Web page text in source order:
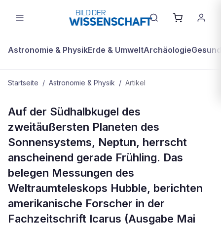
Astronomie & PhysikErde & UmweltArchäologie
Startseite / Astronomie & Physik / Artikel
Frühling auf Neptun
Auf der Südhalbkugel des
zweitäußersten Planeten des
Sonnensystems, Neptun, herrscht
anscheinend gerade Frühling. Das
belegen Messungen des
Weltraumteleskops Hubble, berichten
amerikanische Forscher in der
Fachzeitschrift Icarus (Ausgabe Mai